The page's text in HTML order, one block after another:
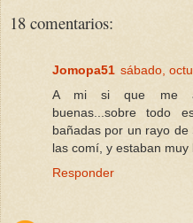
18 comentarios:
Jomopa51 sábado,
A mi si que me
buenas...sobre todo
bañadas por un rayo de
las comí, y estaban muy
Responder